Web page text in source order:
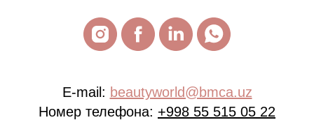
E-mail: beautyworld@bmca.uz
Номер телефона: +998 55 515 05 22